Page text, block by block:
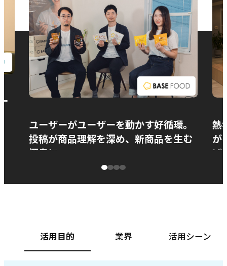
お問い合わせ
ユーザーがユーザーを動かす好循環。
投稿が商品理解を深め、新商品を生む
源泉に
熱
が
ぱ
活用目的 業界 活用シーン